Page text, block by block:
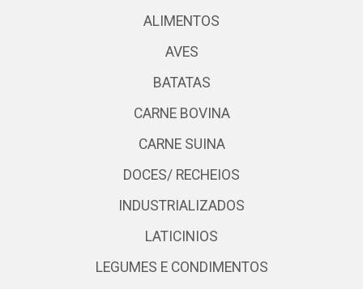
ALIMENTOS
AVES
BATATAS
CARNE BOVINA
CARNE SUINA
DOCES/ RECHEIOS
INDUSTRIALIZADOS
LATICINIOS
LEGUMES E CONDIMENTOS